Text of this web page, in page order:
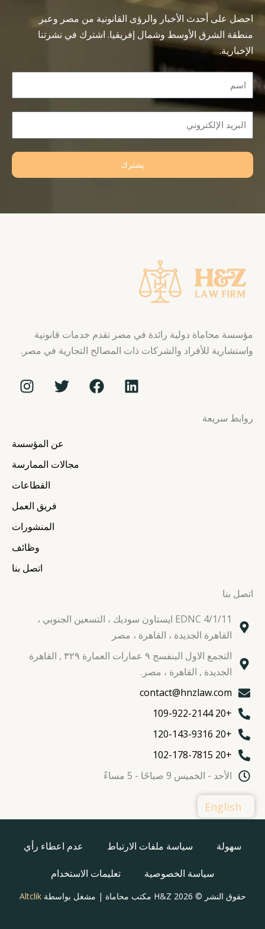
احصل على أحدث الأخبار والرؤى القانونية من مصر وعبر
منطقة الشرق الأوسط وشمال إفريقيا. اشترك في نشرتنا
الإخبارية.
Name
Email
يشترك
مؤسسة محاماة دولية رائدة في مصر تقدم خدمات قانونية
واستشارية للأفراد والشركات ذات المصالح التجارية في مصر.
L
i
F
a
T
w
t
e
r
I
n
g
r
a
m
روابط سريعة
عن المؤسسة
مجالات الممارسة
القطاعات
فريق العمل
المنشورات
وظائف
اتصل بنا
اتصل بنا
EDNC 4/1/11 ايستاون سوديك ، التسعين الجنوبي ،
القاهرة الجديدة ، القاهرة ، مصر
التجمع الاول البنفسج ٩ عمارات العمارة ٣٢٩ , القاهرة
الجديدة , القاهرة ، مصر.
contact@hnzlaw.com
+20 109-922-2144
+20 120-143-9316
+20 102-178-7815
الأحد - الخميس 9 صباحًا - 5 مساءً
سهولة سياسة ملفات الارتباط عدم اعطاء رأي
سياسة الخصوصية تعليمات الاستخدام
حقوق النشر © 2026 H&Z مكتب محاماة | مشغل بواسطة Altclik
English